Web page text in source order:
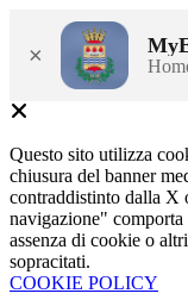
×
Questo sito utilizza
chiusura del banner
contraddistinto dalla X
navigazione"
assenza di cookie o
sopracitati.
COOKIE POLICY